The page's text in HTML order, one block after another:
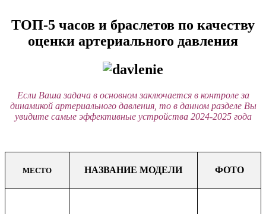
ТОП-5 часов и браслетов по качеству
оценки артериального давления
Если Ваша задача в основном заключается в контроле за
динамикой артериального давления, то в данном разделе Вы
увидите самые эффективные устройства 2024-2025 года
МЕСТО НАЗВАНИЕ МОДЕЛИ ФОТО